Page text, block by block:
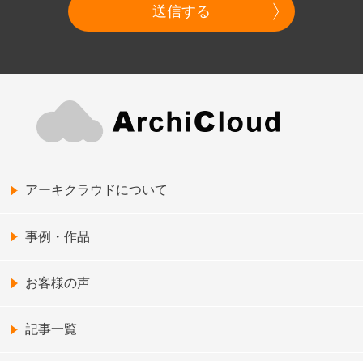
送信する
アーキクラウドについて
事例・作品
お客様の声
記事一覧